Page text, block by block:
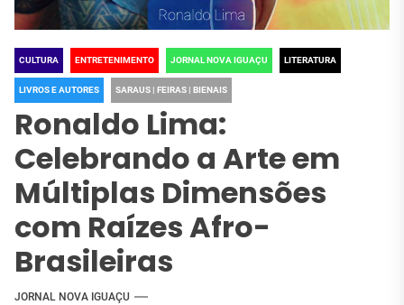
CULTURA ENTRETENIMENTO JORNAL NOVA IGUAÇU LITERATURA
LIVROS E AUTORES SARAUS | FEIRAS | BIENAIS
Ronaldo Lima:
Celebrando a Arte em
Múltiplas Dimensões
com Raízes Afro-
Brasileiras
JORNAL NOVA IGUAÇU
contam tudo
o “Intenso”
NOVA IGUAÇU
Cultural que Une o
Janeiro
JORNAL NOVA IGUAÇU